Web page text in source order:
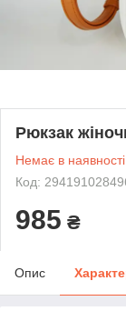
Рюкзак
Немає в наявності
Код:
985 ₴
Опис